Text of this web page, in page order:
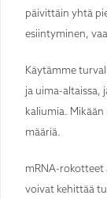
päivittäin yhtä
esiintyminen,
Käytämme
ja uima-altaissa,
kaliumia.
määriä.
mRNA-rokotteet
voivat kehittää